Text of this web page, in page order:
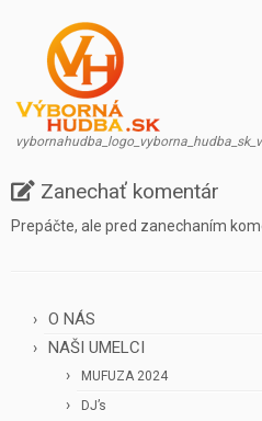
Zanechať komentár
Prepáčte, ale pred zanechaním
O NÁS
NAŠI UMELCI
MUFUZA 2024
DJ’s